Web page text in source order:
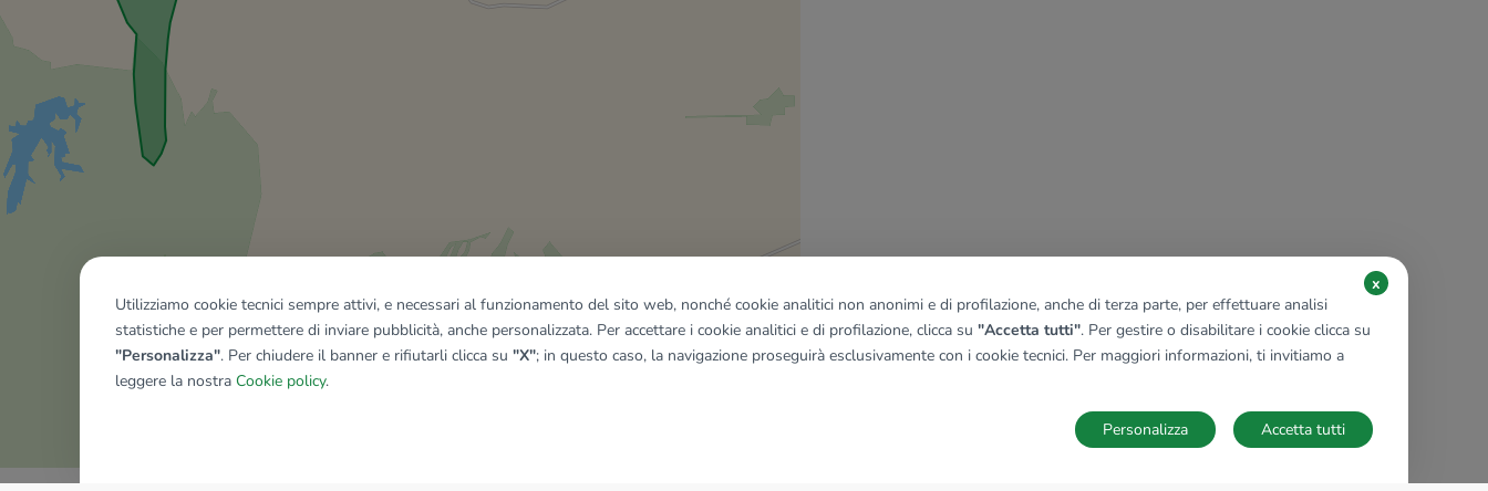
Mostra tutti gli immobili del riquadro
Utilizziamo cookie tecnici sempre attivi, e necessari al funzionamento del sito web, nonché cookie analitici non anonimi e di profilazione, anche di terza parte, per effettuare analisi
statistiche e per permettere di inviare pubblicità, anche personalizzata. Per accettare i cookie analitici e di profilazione, clicca su "Accetta tutti". Per gestire o disabilitare i cookie clicca su
"Personalizza". Per chiudere il banner e rifiutarli clicca su "X"; in questo caso, la navigazione proseguirà esclusivamente con i cookie tecnici. Per maggiori informazioni, ti invitiamo a
leggere la nostra Cookie policy.
x
Accetta tutti
Personalizza